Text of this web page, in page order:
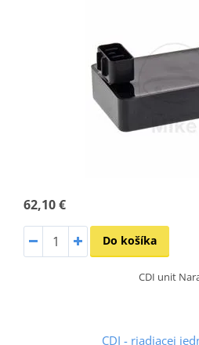
62,10 €
Do košíka
CDI unit
CDI - riadiacej